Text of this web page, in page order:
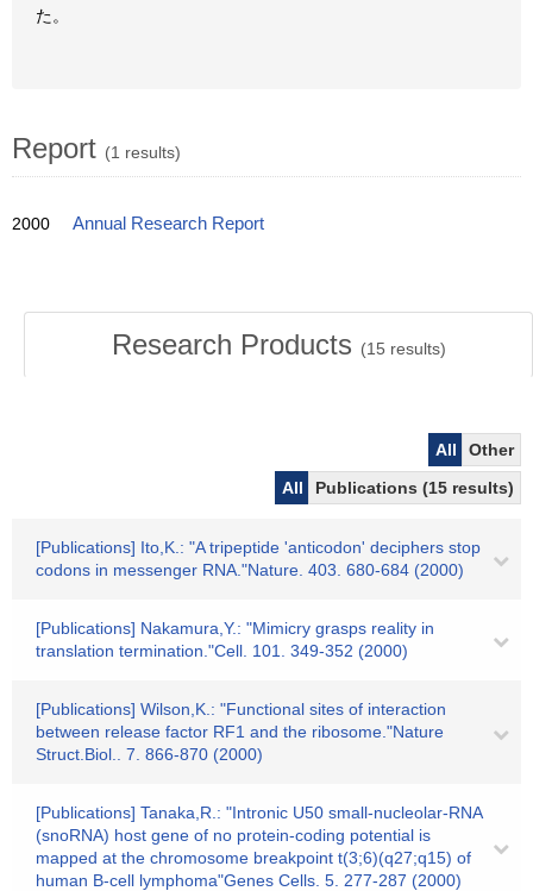
た。
Report (1 results)
2000 Annual Research Report
Research Products (15 results)
All
Other
All
Publications (15 results)
[Publications] Ito,K.: "A tripeptide 'anticodon' deciphers stop
codons in messenger RNA."Nature. 403. 680-684 (2000)
[Publications] Nakamura,Y.: "Mimicry grasps reality in
translation termination."Cell. 101. 349-352 (2000)
[Publications] Wilson,K.: "Functional sites of interaction
between release factor RF1 and the ribosome."Nature
Struct.Biol.. 7. 866-870 (2000)
[Publications] Tanaka,R.: "Intronic U50 small-nucleolar-RNA
(snoRNA) host gene of no protein-coding potential is
mapped at the chromosome breakpoint t(3;6)(q27;q15) of
human B-cell lymphoma"Genes Cells. 5. 277-287 (2000)